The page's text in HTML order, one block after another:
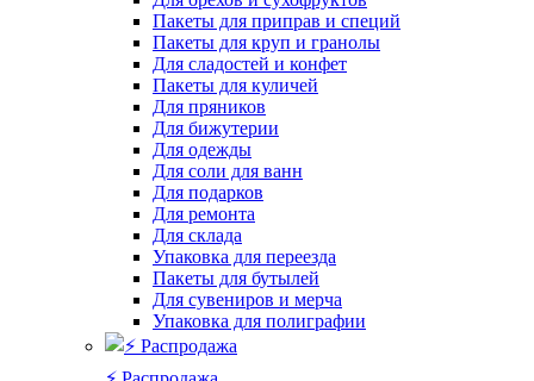
Пакеты для приправ и специй
Пакеты для круп и гранолы
Для сладостей и конфет
Пакеты для куличей
Для пряников
Для бижутерии
Для одежды
Для соли для ванн
Для подарков
Для ремонта
Для склада
Упаковка для переезда
Пакеты для бутылей
Для сувениров и мерча
Упаковка для полиграфии